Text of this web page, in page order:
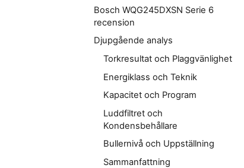
Bosch WQG245DXSN Serie 6
recension
Djupgående analys
Torkresultat och Plaggvänlighet
Energiklass och Teknik
Kapacitet och Program
Luddfiltret och
Kondensbehållare
Bullernivå och Uppställning
Sammanfattning